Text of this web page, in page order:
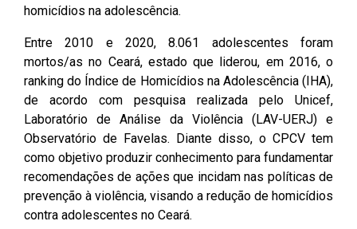
Concursos e Processos
Procuradoria Geral
Tecnologia da Informação
Assessoria Jurídica e Relações
Institucionais
Secretaria Executiva da Mesa
Diretora
Pesquisas Sobre o
Desenvolvimento do Ceará -
Inesp
Malce - Memorial da Alece
Deputado Pontes Neto
Procon Alece
Procuradoria Especial da Mulher
Climáticas e Desenvolvimento
do Semiárido
Orçamento, Finanças e
Tributação
Previdência Social e Saúde
Proteção Social e Combate à
Fome
homicídios na adolescência.
Entre 2010 e 2020, 8.061
adolescentes foram
mortos/as no Ceará, estado que liderou, em 2016, o
ranking do Índice de Homicídios na Adolescência (IHA),
de acordo com pesquisa realizada pelo Unicef,
Laboratório de Análise da Violência (LAV-UERJ) e
Observatório de Favelas. Diante disso, o CPCV tem
como objetivo produzir conhecimento para fundamentar
recomendações de ações que incidam nas políticas de
prevenção à violência, visando a redução de homicídios
contra adolescentes no Ceará.